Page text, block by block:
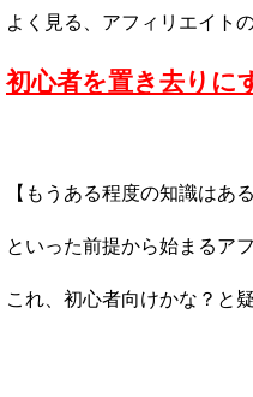
よく見る、アフィリエイト
初心者を置き去りに
【もうある程度の知識はあ
といった前提から始まるア
これ、初心者向けかな？と